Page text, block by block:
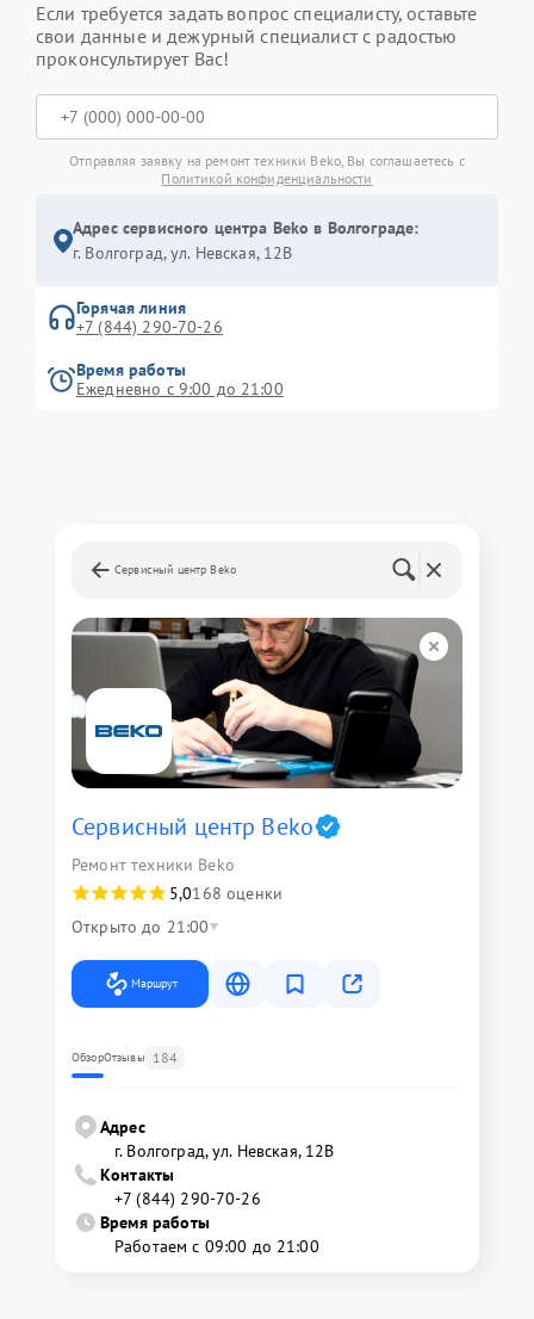
Если требуется задать вопрос специалисту, оставьте
свои данные и дежурный специалист с радостью
проконсультирует Вас!
Отправляя заявку на ремонт техники Beko, Вы соглашаетесь с
Политикой конфиденциальности
Адрес сервисного центра Beko в Волгограде:
г. Волгоград, ул. Невская, 12В
Горячая линия
+7 (844) 290-70-26
Время работы
Ежедневно с 9:00 до 21:00
Сервисный центр Beko
Сервисный центр Beko
Ремонт техники Beko
5,0168 оценки
Открыто до 21:00
Маршрут
ОбзорОтзывы 184
Адрес
г. Волгоград, ул. Невская, 12В
Контакты
+7 (844) 290-70-26
Время работы
Работаем с 09:00 до 21:00